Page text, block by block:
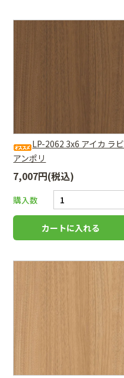
LP-2062 3x6 アイカ ラビ
アンポリ
7,007円(税込)
購入数